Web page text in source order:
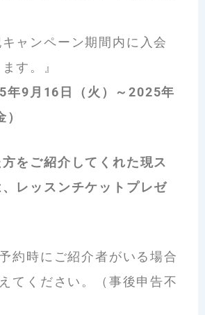
キャンペーン期間内に入会
す。』
年9月16日（火）～2025年
をご紹介してくれた現ス
レッスンチケットプレゼ
約時にご紹介者がいる場合
てください。（事後申告不